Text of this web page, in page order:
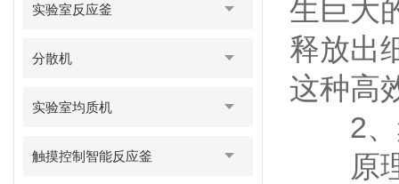
实验室反应釜
分散机
实验室均质机
触摸控制智能反应釜
生巨大
释放出
这种高
2、
原理